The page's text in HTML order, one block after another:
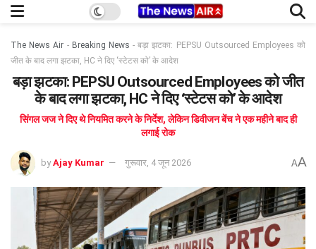
The News Air - Breaking News -बड़ा झटका: PEPSU Outsourced Employees को
जीत के बाद लगा झटका, HC ने दिए ‘स्टेटस को’ के आदेश
बड़ा झटका: PEPSU Outsourced Employees को जीत
के बाद लगा झटका, HC ने दिए ‘स्टेटस को’ के आदेश
सिंगल जज ने दिए थे नियमित करने के निर्देश, लेकिन डिवीजन बेंच ने एक महीने बाद ही
लगाई रोक
by Ajay Kumar गुरूवार, 4 जून 2026 AA